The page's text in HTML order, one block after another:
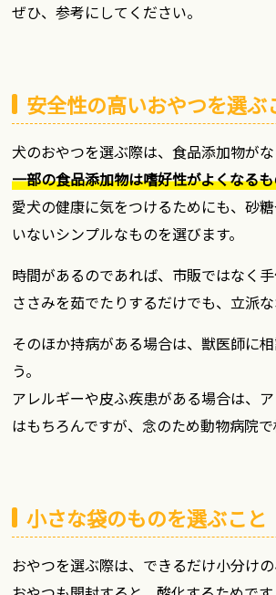
ぜひ、参考にしてください。
安全性の高いおやつを選ぶ
犬のおやつを選ぶ際は、食品添加物が
一部の食品添加物は嗜好性がよくなる
愛犬の健康に気をつけるためにも、砂
いないシンプルなものを選びます。
時間があるのであれば、市販ではなく手
ささみを茹でたりするだけでも、立派
そのほか持病がある場合は、獣医師に
う。
アレルギーや皮ふ疾患がある場合は、
はもちろんですが、念のため動物病院で
小さな袋のものを選ぶこと
おやつを選ぶ際は、できるだけ小分け